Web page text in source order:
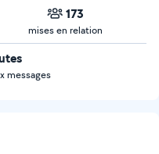
173
mises en relation
messages